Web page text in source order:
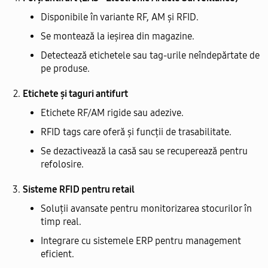
Disponibile în variante RF, AM și RFID.
Se montează la ieșirea din magazine.
Detectează etichetele sau tag-urile neîndepărtate de
pe produse.
Etichete și taguri antifurt
Etichete RF/AM rigide sau adezive.
RFID tags care oferă și funcții de trasabilitate.
Se dezactivează la casă sau se recuperează pentru
refolosire.
Sisteme RFID pentru retail
Soluții avansate pentru monitorizarea stocurilor în
timp real.
Integrare cu sistemele ERP pentru management
eficient.